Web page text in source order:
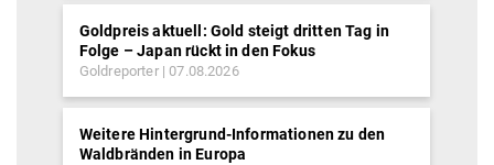
Goldpreis aktuell: Gold steigt dritten Tag in
Folge – Japan rückt in den Fokus
Goldreporter 07.08.2026
Weitere Hintergrund-Informationen zu den
Waldbränden in Europa